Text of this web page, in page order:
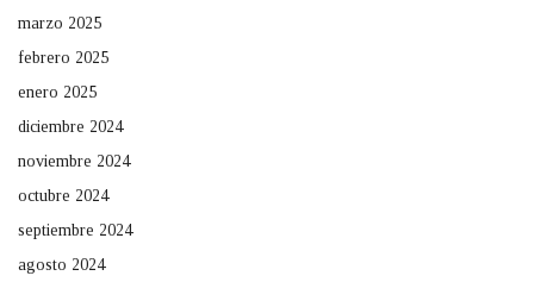
marzo 2025
febrero 2025
enero 2025
diciembre 2024
noviembre 2024
octubre 2024
septiembre 2024
agosto 2024